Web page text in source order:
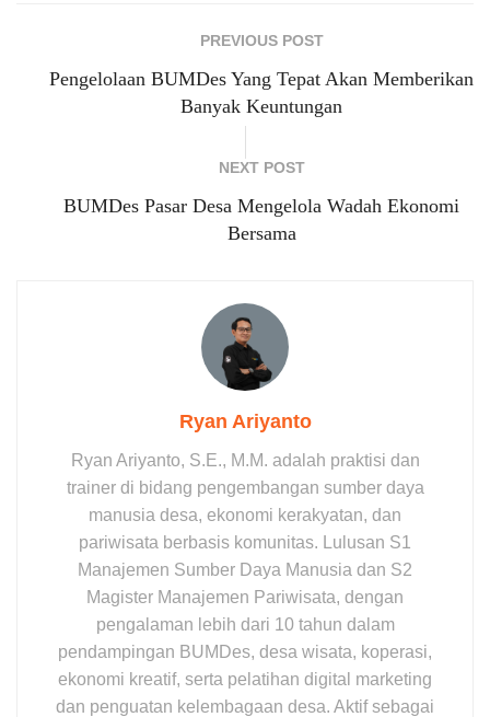
PREVIOUS POST
Pengelolaan BUMDes Yang Tepat Akan Memberikan
Banyak Keuntungan
NEXT POST
BUMDes Pasar Desa Mengelola Wadah Ekonomi
Bersama
Ryan Ariyanto
Ryan Ariyanto, S.E., M.M. adalah praktisi dan
trainer di bidang pengembangan sumber daya
manusia desa, ekonomi kerakyatan, dan
pariwisata berbasis komunitas. Lulusan S1
Manajemen Sumber Daya Manusia dan S2
Magister Manajemen Pariwisata, dengan
pengalaman lebih dari 10 tahun dalam
pendampingan BUMDes, desa wisata, koperasi,
ekonomi kreatif, serta pelatihan digital marketing
dan penguatan kelembagaan desa. Aktif sebagai